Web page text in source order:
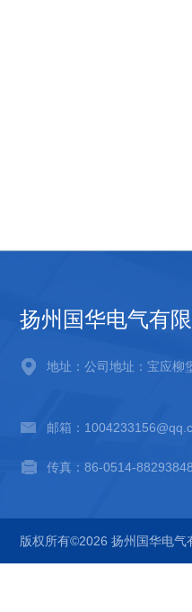
扬州国华电气有
地址：公司地址：宝应柳
邮箱：
传真：86-0514-88293848
版权所有©2026 扬州国华电